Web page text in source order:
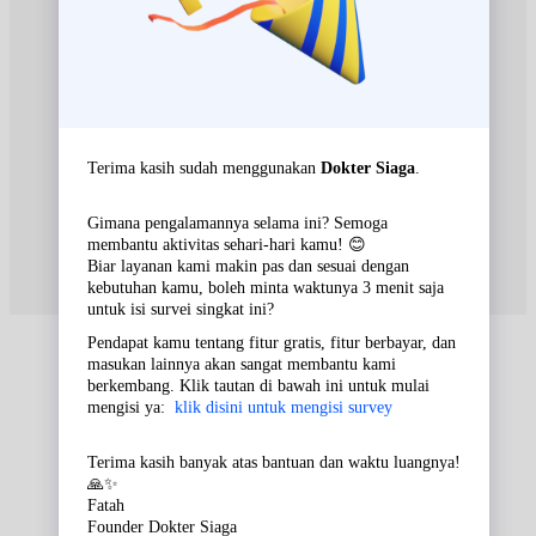
Jam 13:00 - 17:00
Kamis, 27/08/2026
Jumat, 28/08/2026
Jam 13:00 - 17:00
Sabtu, 29/08/2026
Jam 13:00 - 17:00
Senin, 31/08/2026
Jam 13:00 - 17:00